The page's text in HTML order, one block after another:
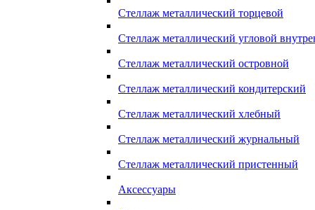
Стеллаж металлический торцевой
Стеллаж металлический угловой
Стеллаж металлический островной
Стеллаж металлический кондитерский
Стеллаж металлический хлебный
Стеллаж металлический журнальный
Стеллаж металлический пристенный
Аксессуары